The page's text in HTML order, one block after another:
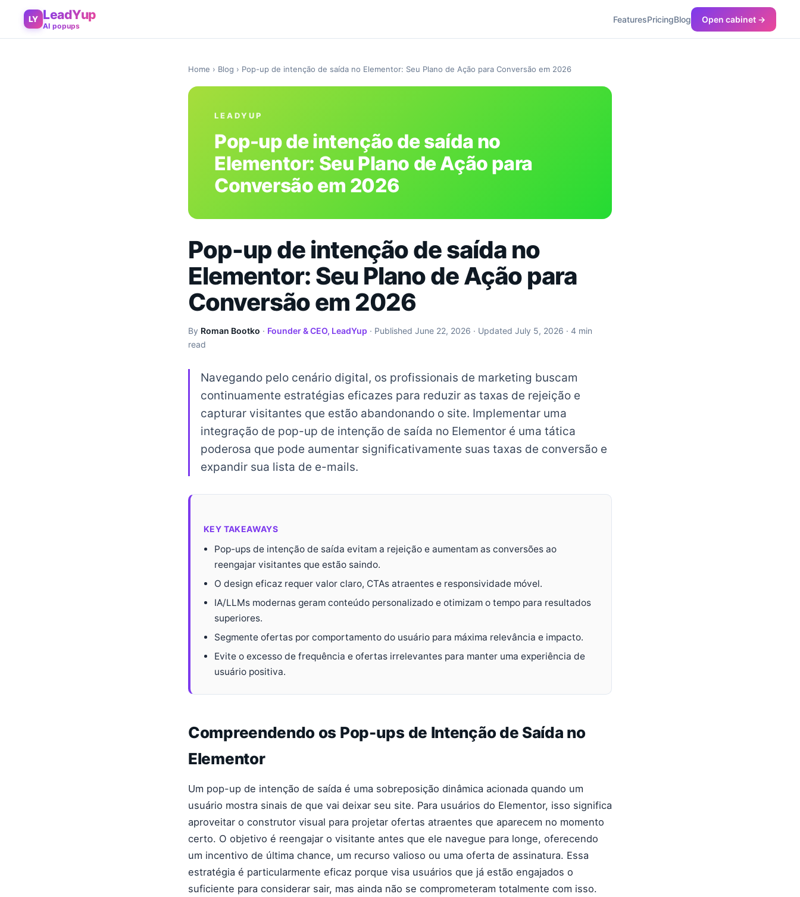
LY LeadYup
AI popups
FeaturesPricingBlog Open cabinet →
Home › Blog › Pop-up de intenção de saída no Elementor: Seu Plano de Ação para Conversão em 2026
LEADYUP
Pop-up de intenção de saída no
Elementor: Seu Plano de Ação para
Conversão em 2026
Pop-up de intenção de saída no
Elementor: Seu Plano de Ação para
Conversão em 2026
By Roman Bootko · Founder & CEO, LeadYup · Published June 22, 2026 · Updated July 5, 2026 · 4 min
read
Navegando pelo cenário digital, os profissionais de marketing buscam
continuamente estratégias eficazes para reduzir as taxas de rejeição e
capturar visitantes que estão abandonando o site. Implementar uma
integração de pop-up de intenção de saída no Elementor é uma tática
poderosa que pode aumentar significativamente suas taxas de conversão e
expandir sua lista de e-mails.
KEY TAKEAWAYS
Pop-ups de intenção de saída evitam a rejeição e aumentam as conversões ao
reengajar visitantes que estão saindo.
O design eficaz requer valor claro, CTAs atraentes e responsividade móvel.
IA/LLMs modernas geram conteúdo personalizado e otimizam o tempo para resultados
superiores.
Segmente ofertas por comportamento do usuário para máxima relevância e impacto.
Evite o excesso de frequência e ofertas irrelevantes para manter uma experiência de
usuário positiva.
Compreendendo os Pop-ups de Intenção de Saída no
Elementor
Um pop-up de intenção de saída é uma sobreposição dinâmica acionada quando um
usuário mostra sinais de que vai deixar seu site. Para usuários do Elementor, isso significa
aproveitar o construtor visual para projetar ofertas atraentes que aparecem no momento
certo. O objetivo é reengajar o visitante antes que ele navegue para longe, oferecendo
um incentivo de última chance, um recurso valioso ou uma oferta de assinatura. Essa
estratégia é particularmente eficaz porque visa usuários que já estão engajados o
suficiente para considerar sair, mas ainda não se comprometeram totalmente com isso.